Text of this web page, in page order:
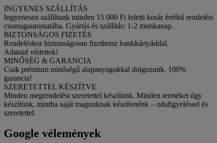
INGYENES SZÁLLÍTÁS
Ingyenesen szállítunk minden 15 000 Ft feletti kosár értékű rendelést
csomagautomatába. Gyártás és szállítás: 1-2 munkanap.
BIZTONSÁGOS FIZETÉS
Rendeléskor biztonságosan fizethetsz bankkártyáddal.
Adataid védettek!
MINŐSÉG & GARANCIA
Csak prémium minőségű alapanyagokkal dolgozunk. 100%
garancia!
SZERETETTEL KÉSZÍTVE
Minden megrendelést szeretettel készítünk. Minden terméket úgy
készítünk, mintha saját magunknak készítenénk – odafigyeléssel és
szeretettel.
Google vélemények